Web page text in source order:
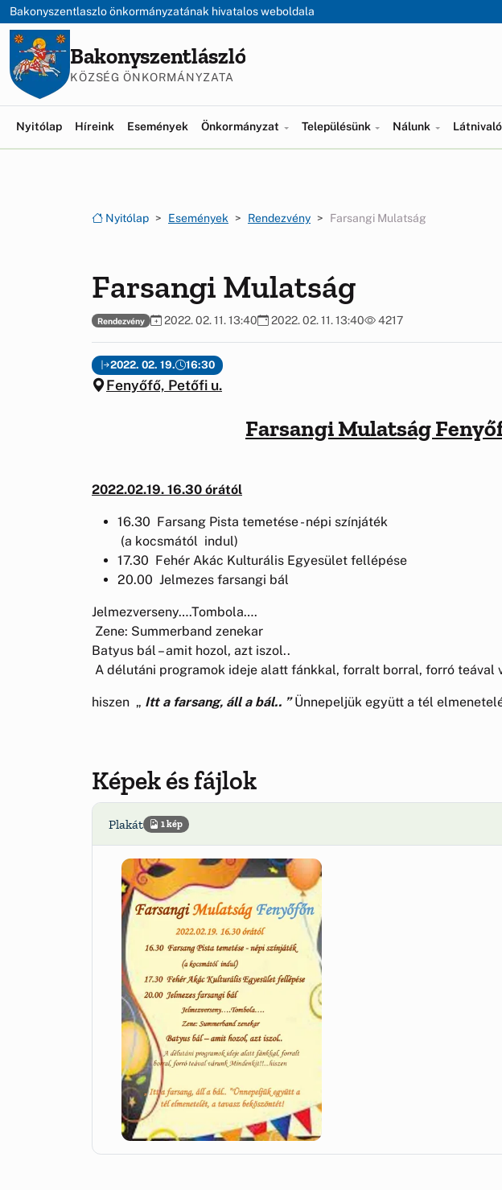
Ugrás a menüre
Ugrás a tartalomra
Bakonyszentlaszlo önkormányzatának hivatalos weboldala
Bakonyszentlászló
KÖZSÉG ÖNKORMÁNYZATA
Nyitólap Híreink Események Önkormányzat Településünk Nálunk
Nyitólap Események Rendezvény Farsangi Mulatság
Farsangi Mulatság
Rendezvény 2022. 02. 11. 13:40 2022. 02. 11. 13:40 4217
2022. 02. 19. 16:30
Fenyőfő, Petőfi u.
Farsangi Mulatság
2022.02.19. 16.30 órától
16.30 Farsang Pista temetése - népi színjáték
(a kocsmától indul)
17.30 Fehér Akác Kulturális Egyesület fellépése
20.00 Jelmezes farsangi bál
Jelmezverseny….Tombola….
Zene: Summerband zenekar
Batyus bál – amit hozol, azt iszol..
A délutáni programok ideje alatt fánkkal, forralt borral, forró teával
hiszen „ Itt a farsang, áll a bál.. ”Ünnepeljük együtt a tél
Képek és fájlok
Plakát 1 kép